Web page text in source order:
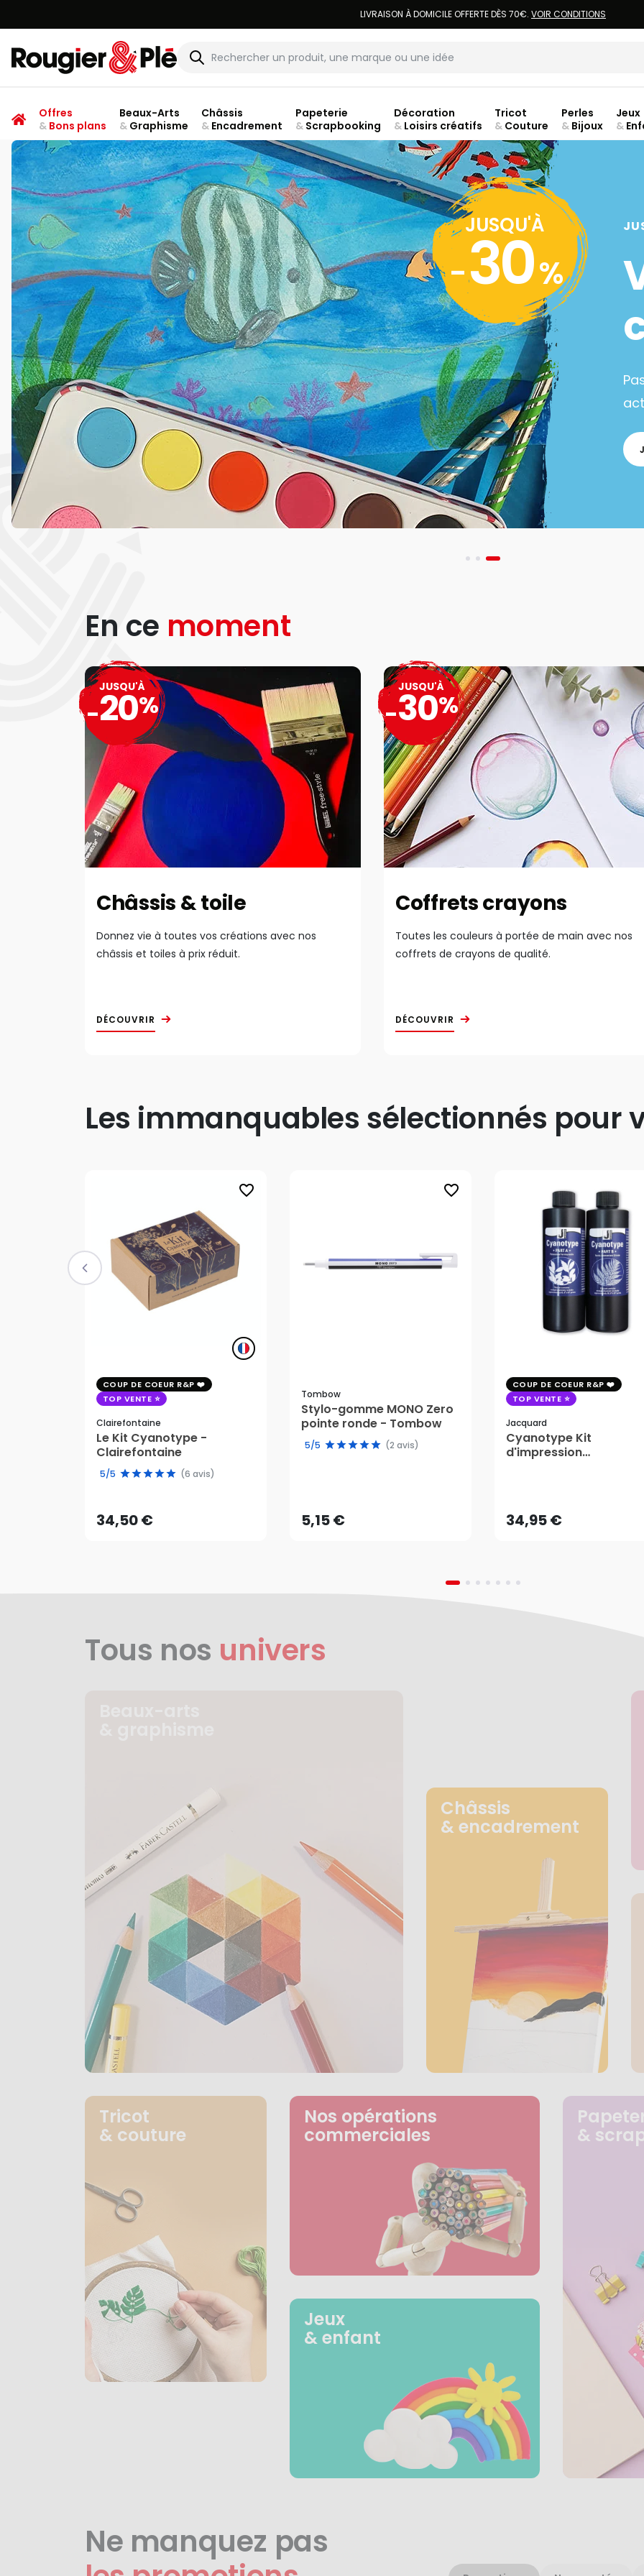
LIVRAISON À DOMICILE OFFERTE DÈS 70€. VOIR CONDITIONS
Rougier & Plé
Offres
&Bons plans
Beaux-Arts
&Graphisme
Châssis
&Encadrement
Papeterie
&Scrapbooking
Décoration
&Loisirs créatifs
Tricot
& Couture
Perles
& Bijoux
Jeux
&
JUSQU'À
-30%
En ce moment
Châssis & toile
Donnez vie à toutes vos créations avec nos
châssis et toiles à prix réduit.
DÉCOUVRIR
JUSQU'À
-20%
Coffrets crayons
Toutes les couleurs à portée de main avec nos
coffrets de crayons de qualité.
DÉCOUVRIR
JUSQU'À
-30%
Les immanquables sélectionnés pour
favorite_border
COUP DE COEUR R&P
TOP VENTE
Clairefontaine
Le Kit Cyanotype -
Clairefontaine
5/5 (6 avis)
34,50 €
34,50 €
AJOUTER AU PANIER
favorite_border
Tombow
Stylo-gomme MONO Zero
pointe ronde - Tombow
5/5 (2 avis)
5,15 €AJOUTER AU PANIER
COUP DE COEUR R&P
TOP VENTE
Jacquard
Cyanotype Kit
d'impression
34,95 €AJOUTER AU PANIER
Tous nos univers
Châssis
& encadrement
Tricot
& couture
Nos opérations
commerciales
Jeux
& enfant
&
Ne manquez pas